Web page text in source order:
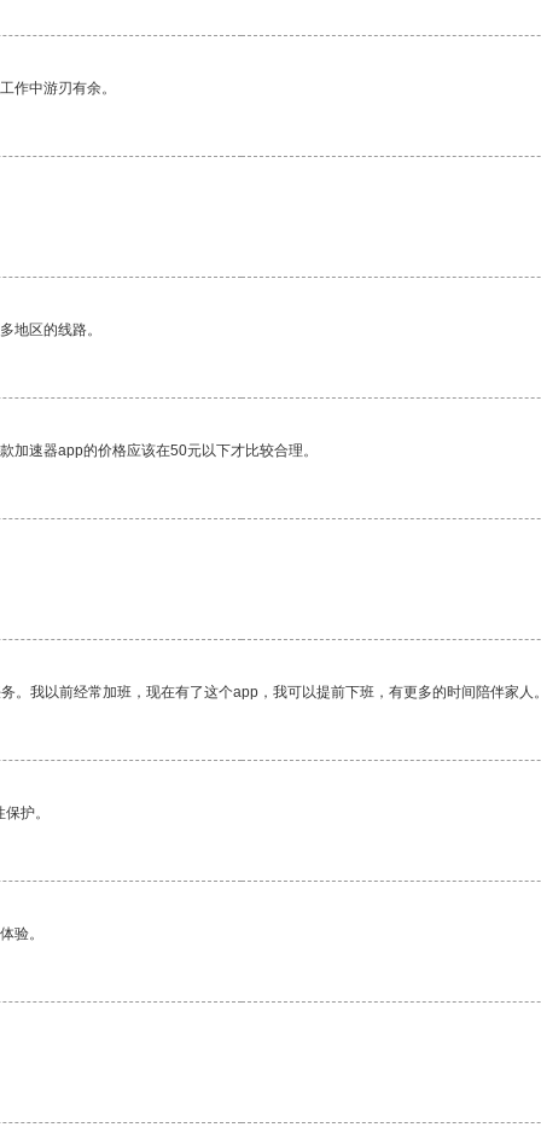
作中游刃有余。
地区的线路。
加速器app的价格应该在50元以下才比较合理。
我以前经常加班，现在有了这个app，我可以提前下班，有更多的时间陪伴家人。
护。
验。